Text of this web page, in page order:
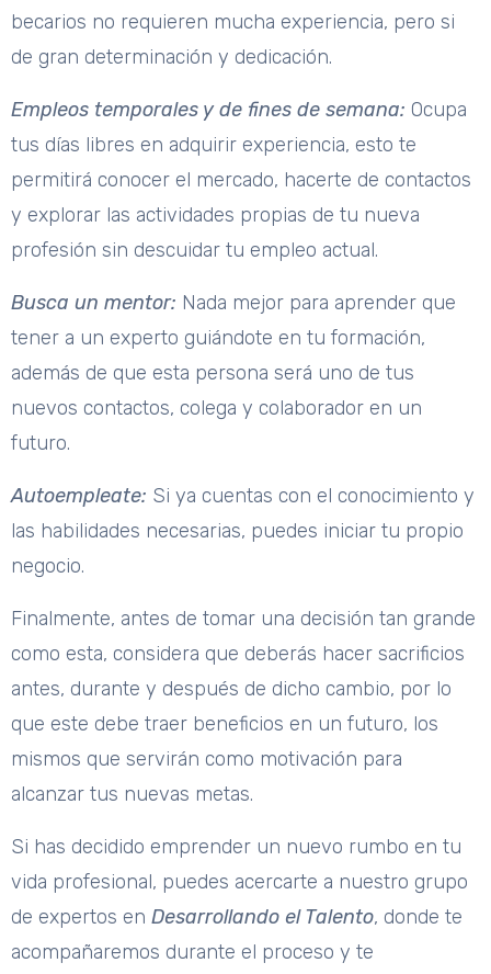
becarios no requieren mucha experiencia, pero si
de gran determinación y dedicación.
Empleos temporales y de fines de semana: Ocupa
tus días libres en adquirir experiencia, esto te
permitirá conocer el mercado, hacerte de contactos
y explorar las actividades propias de tu nueva
profesión sin descuidar tu empleo actual.
Busca un mentor: Nada mejor para aprender que
tener a un experto guiándote en tu formación,
además de que esta persona será uno de tus
nuevos contactos, colega y colaborador en un
futuro.
Autoempleate: Si ya cuentas con el conocimiento y
las habilidades necesarias, puedes iniciar tu propio
negocio.
Finalmente, antes de tomar una decisión tan grande
como esta, considera que deberás hacer sacrificios
antes, durante y después de dicho cambio, por lo
que este debe traer beneficios en un futuro, los
mismos que servirán como motivación para
alcanzar tus nuevas metas.
Si has decidido emprender un nuevo rumbo en tu
vida profesional, puedes acercarte a nuestro grupo
de expertos en Desarrollando el Talento, donde te
acompañaremos durante el proceso y te